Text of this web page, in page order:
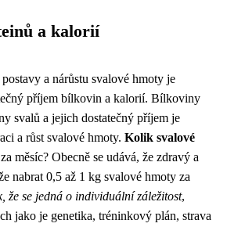
a kalorií
a nárůstu svalové hmoty je
příjem bílkovin a kalorií. Bílkoviny
svalů a jejich dostatečný příjem je
a růst svalové hmoty. Kolik svalové
měsíc? Obecně se udává, že zdravý a
nabrat 0,5 až 1 kg svalové hmoty za
že se jedná o individuální záležitost,
jako je genetika, tréninkový plán, strava